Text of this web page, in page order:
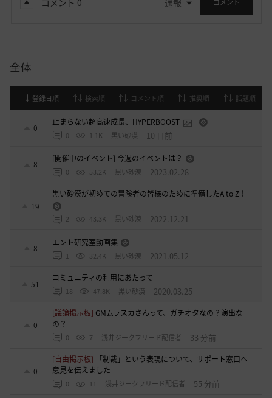
全体
登録日順 検索順 コメント順 推奨順 話題順
0
止まらない超高速成長、HYPERBOOST
0 1.1K 黒い砂漠 10 日前
8
[開催中のイベント] 今週のイベントは？
0 53.2K 黒い砂漠 2023.02.28
19
黒い砂漠が初めての冒険者の皆様のために準備したA to Z！
2 43.3K 黒い砂漠 2022.12.21
8
エント研究室動画集
1 32.4K 黒い砂漠 2021.05.12
51
コミュニティの利用にあたって
18 47.8K 黒い砂漠 2020.03.25
0
[議論掲示板] GMムラスカさんって、ガチオタなの？演出な
の？
0 7 浅井ジークフリード配信者 33 分前
0
[自由掲示板]
「制裁」という表現について、サポート窓口へ
意見を伝えました
0 11 浅井ジークフリード配信者 55 分前